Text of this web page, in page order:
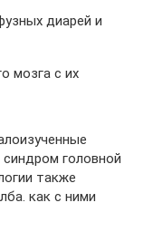
диарей и
мозга с их
синдром головной
также
как с ними